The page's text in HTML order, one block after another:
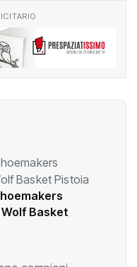
Basket